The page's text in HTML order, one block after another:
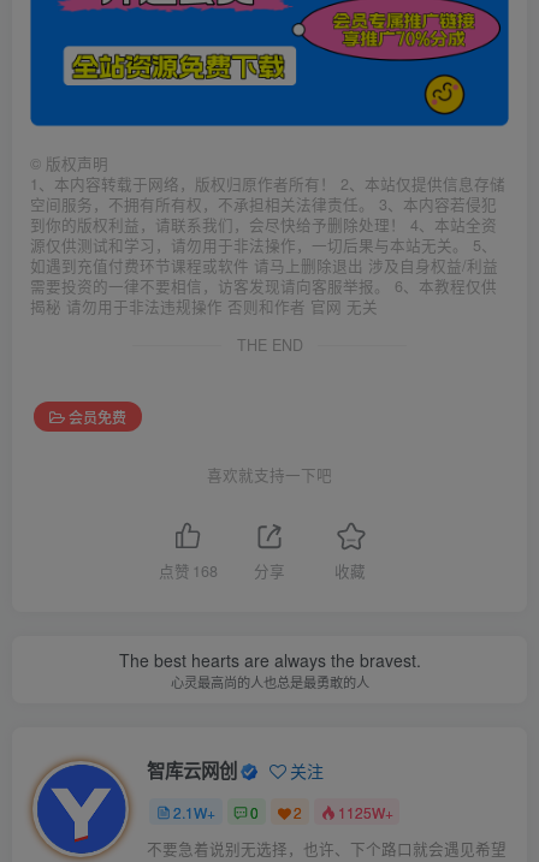
© 版权声明
1、本内容转载于网络，版权归原作者所有！ 2、本站仅提供信息存储
空间服务，不拥有所有权，不承担相关法律责任。 3、本内容若侵犯
到你的版权利益，请联系我们，会尽快给予删除处理！ 4、本站全资
源仅供测试和学习，请勿用于非法操作，一切后果与本站无关。 5、
如遇到充值付费环节课程或软件 请马上删除退出 涉及自身权益/利益
需要投资的一律不要相信，访客发现请向客服举报。 6、本教程仅供
揭秘 请勿用于非法违规操作 否则和作者 官网 无关
THE END
会员免费
喜欢就支持一下吧
点赞 168 分享 收藏
The best hearts are always the bravest.
心灵最高尚的人也总是最勇敢的人
智库云网创 关注
2.1W+ 0 2 1125W+
不要急着说别无选择，也许、下个路口就会遇见希望